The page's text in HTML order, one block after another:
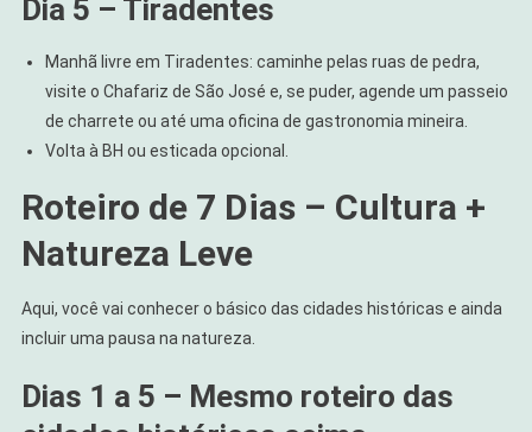
Dia 5 – Tiradentes
Manhã livre em Tiradentes: caminhe pelas ruas de pedra,
visite o Chafariz de São José e, se puder, agende um passeio
de charrete ou até uma oficina de gastronomia mineira.
Volta à BH ou esticada opcional.
Roteiro de 7 Dias – Cultura +
Natureza Leve
Aqui, você vai conhecer o básico das cidades históricas e ainda
incluir uma pausa na natureza.
Dias 1 a 5 – Mesmo roteiro das